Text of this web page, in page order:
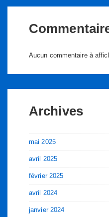
Aucun commentaire à
Archives
mai 2025
avril 2025
février 2025
avril 2024
janvier 2024